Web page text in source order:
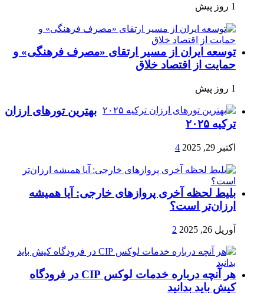
1 روز پیش
توسعه ایران از مسیر ارتقای «مصرف فرهنگی» و
حمایت از اقتصاد خلاق
1 روز پیش
بهترین تورهای ارزان
ترکیه ۲۰۲۵
اکتبر 29, 2025 4
بلیط لحظه آخری پروازهای خارجی: آیا همیشه
ارزان‌تر است؟
آوریل 26, 2025 2
هر آنچه درباره خدمات لوکس CIP در فرودگاه‌
کیش باید بدانید